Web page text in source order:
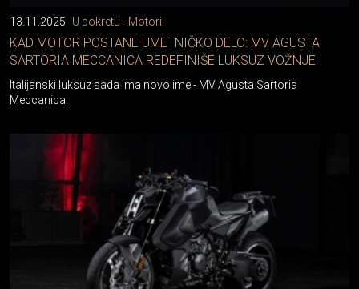
13.11.2025 U pokretu - Motori
KAD MOTOR POSTANE UMETNIČKO DELO: MV AGUSTA
SARTORIA MECCANICA REDEFINIŠE LUKSUZ VOŽNJE
Italijanski luksuz sada ima novo ime - MV Agusta Sartoria
Meccanica.